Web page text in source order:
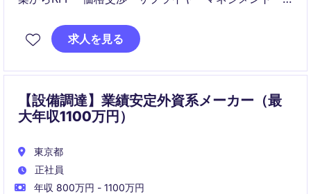
ションです。データ分析を活用した意思決定とグロー
バルチームとの連携を通じて、調達改革と事業成長を
求人を見る
【設備調達】業績安定外資系メーカー（最
大年収1100万円）
東京都
正社員
年収 800万円 - 1100万円